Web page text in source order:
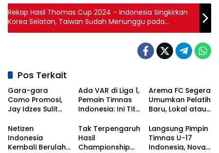
Rekap Hasil Thomas Cup 2024 – Indonesia Singkirkan
Korea Selatan, Taiwan Sudah Menunggu pada
Semifinal
Pos Terkait
Gara-gara
Como Promosi,
Jay Idzes Sulit
Timnas
Indonesia Vs
Irak?
Ada VAR di Liga 1,
Pemain Timnas
Indonesia: Ini Titik
Kebangkitan
Sepak Bola
Nasional!
Arema FC Segera
Umumkan Pelatih
Baru, Lokal atau
Netizen
Indonesia
Kembali Berulah,
Tak Terpengaruh
Hasil
Championship
Langsung Pimpin
Timnas U-17
Indonesia, Nova